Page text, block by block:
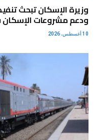
ودعم مشروعات الإسكان
10 أغسطس، 2026